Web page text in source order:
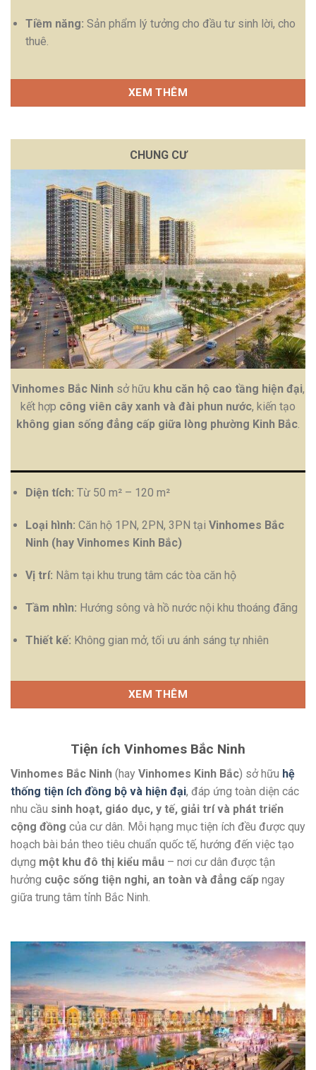
Tiềm năng: Sản phẩm lý tưởng cho đầu tư sinh lời, cho
thuê.
XEM THÊM
CHUNG CƯ
Vinhomes Bắc Ninhsở hữu khu căn hộ cao tầng hiện đại,
kết hợp công viên cây xanh và đài phun nước, kiến tạo
không gian sống đẳng cấp giữa lòng phường Kinh Bắc
Diện tích: Từ 50 m² – 120 m²
Loại hình: Căn hộ 1PN, 2PN, 3PN tại Vinhomes Bắc
Ninh (hay Vinhomes Kinh Bắc)
Vị trí: Nằm tại khu trung tâm các tòa căn hộ
Tầm nhìn: Hướng sông và hồ nước nội khu thoáng đãng
Thiết kế: Không gian mở, tối ưu ánh sáng tự nhiên
XEM THÊM
Tiện ích Vinhomes Bắc Ninh
Vinhomes Bắc Ninh (hay Vinhomes Kinh Bắc) sở hữu hệ
thống tiện ích đồng bộ và hiện đại, đáp ứng toàn diện các
nhu cầu sinh hoạt, giáo dục, y tế, giải trí và phát triển
cộng đồng của cư dân. Mỗi hạng mục tiện ích đều được quy
hoạch bài bản theo tiêu chuẩn quốc tế, hướng đến việc tạo
dựng một khu đô thị kiểu mẫu – nơi cư dân được tận
hưởng cuộc sống tiện nghi, an toàn và đẳng cấp ngay
giữa trung tâm tỉnh Bắc Ninh.